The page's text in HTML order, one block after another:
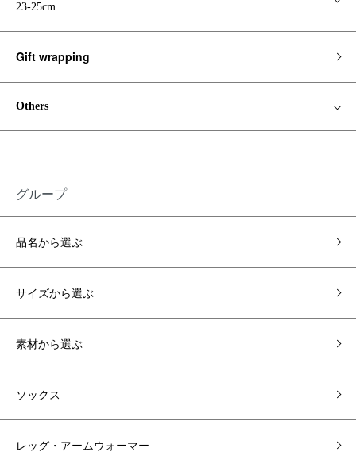
23-25cm
Gift wrapping
Others
グループ
品名から選ぶ
サイズから選ぶ
素材から選ぶ
ソックス
レッグ・アームウォーマー